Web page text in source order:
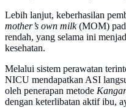
Lebih lanjut, keberhasilan
mother’s own milk(MOM)
rendah, yang selama ini
kesehatan.
Melalui sistem perawatan
NICU mendapatkan ASI
oleh penerapan metode
dengan keterlibatan aktif ibu,